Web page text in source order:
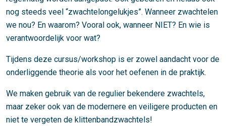
nog steeds veel “zwachtelongelukjes”. Wanneer zwachtelen
we nou? En waarom? Vooral ook, wanneer NIET? En wie is
verantwoordelijk voor wat?
Tijdens deze cursus/workshop is er zowel aandacht voor de
onderliggende theorie als voor het oefenen in de praktijk.
We maken gebruik van de regulier bekendere zwachtels,
maar zeker ook van de modernere en veiligere producten en
niet te vergeten de klittenbandzwachtels!